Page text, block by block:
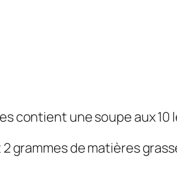
contient une soupe aux 10
grammes de matières